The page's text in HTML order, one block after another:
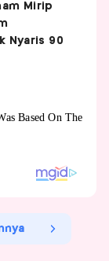
Mirip
Nyaris 90